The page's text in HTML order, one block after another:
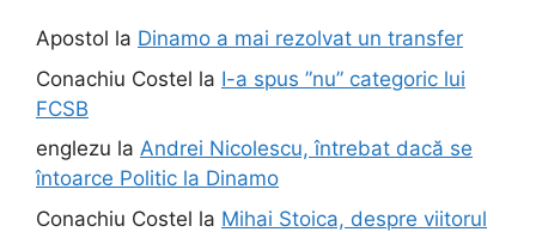
Apostol la Dinamo a mai rezolvat un transfer
Conachiu Costel la I-a spus ”nu” categoric lui
FCSB
englezu la Andrei Nicolescu, întrebat dacă se
întoarce Politic la Dinamo
Conachiu Costel la Mihai Stoica, despre viitorul